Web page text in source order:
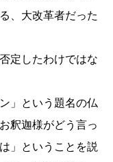
、大改革者だった
定したわけではな
」という題名の仏
釈迦様がどう言っ
」ということを説